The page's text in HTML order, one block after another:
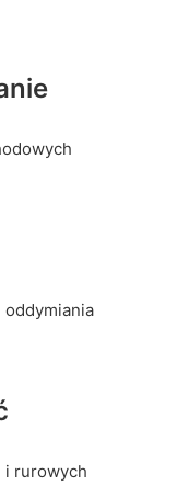
oddymiania
i rurowych